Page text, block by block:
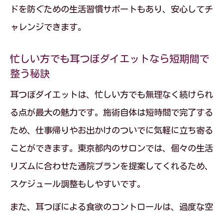
を解説
耳つぼダイエットの効果を東京都で実感
東京都の耳つぼダイエットが注目される
東京都で支持される耳つぼダイエット体
験談紹介
春の節目イベントに向けたボディメイク戦略
ドを防ぐための生活習慣サポートもあり、安心してチ
ャレンジできます。
忙しい方でも耳つぼダイエットなら短期間で
整う秘訣
耳つぼダイエットは、忙しい方でも無理なく続けられ
る点が最大の魅力です。施術自体は短時間で完了する
ため、仕事帰りやお出かけのついでに気軽に立ち寄る
ことができます。東京都内のサロンでは、個々の生活
リズムに合わせた通院プランを提案してくれるため、
スケジュール調整もしやすいです。
また、耳つぼによる食欲のコントロールは、過度な空